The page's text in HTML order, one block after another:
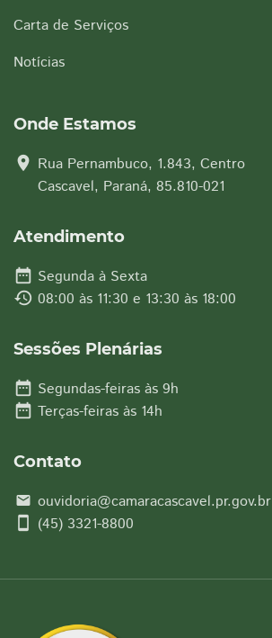
Carta de Serviços
Notícias
Onde Estamos
location_on Rua Pernambuco, 1.843, Centro
Cascavel, Paraná, 85.810-021
Atendimento
date_range Segunda à Sexta
history 08:00 às 11:30 e 13:30 às 18:00
Sessões Plenárias
date_range Segundas-feiras às 9h
date_range Terças-feiras às 14h
Contato
email ouvidoria@camaracascavel.pr.gov.br
smartphone (45) 3321-8800